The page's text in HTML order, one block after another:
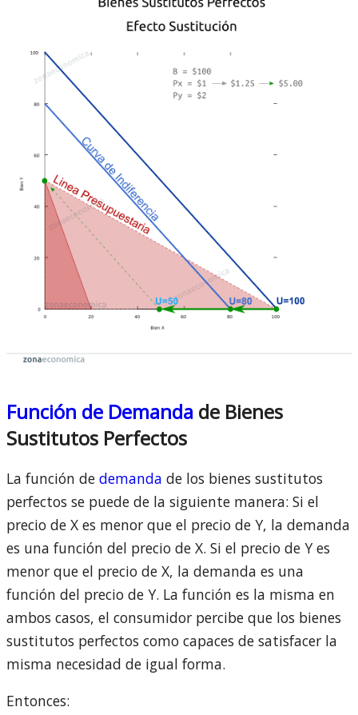
Función de Demanda de Bienes
Sustitutos Perfectos
La función de demanda de los bienes sustitutos
perfectos se puede de la siguiente manera: Si el
precio de X es menor que el precio de Y, la demanda
es una función del precio de X. Si el precio de Y es
menor que el precio de X, la demanda es una
función del precio de Y. La función es la misma en
ambos casos, el consumidor percibe que los bienes
sustitutos perfectos como capaces de satisfacer la
misma necesidad de igual forma.
Entonces: